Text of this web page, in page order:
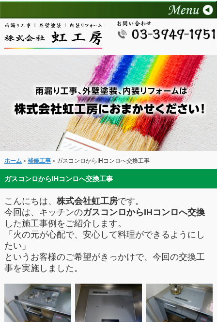
ホーム＞ 補修工事＞ガスコンロからIHコンロへ交換工事
ガスコンロからIHコンロへ交換工事
こんにちは、株式会社虹工房です。
今回は、キッチンのガスコンロからIHコンロへ交換
した施工事例をご紹介します。
「火の元が心配で、安心して料理ができるようにし
たい」
というお客様のご希望がきっかけで、今回の交換工
事を実施しました。